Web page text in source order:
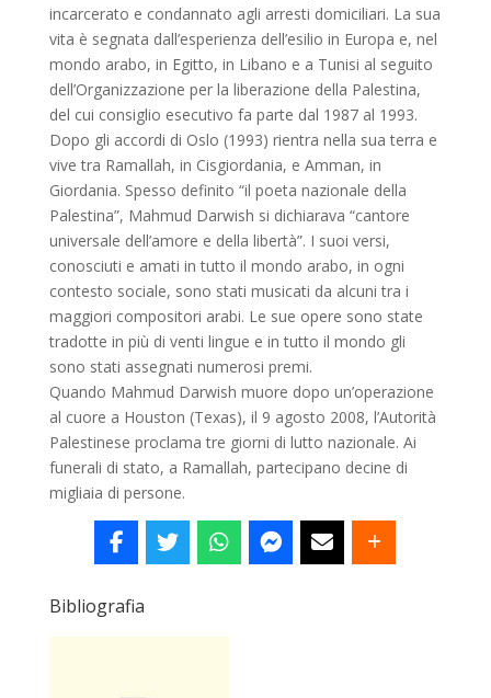
incarcerato e condannato agli arresti domiciliari. La sua
vita è segnata dall’esperienza dell’esilio in Europa e, nel
mondo arabo, in Egitto, in Libano e a Tunisi al seguito
dell’Organizzazione per la liberazione della Palestina,
del cui consiglio esecutivo fa parte dal 1987 al 1993.
Dopo gli accordi di Oslo (1993) rientra nella sua terra e
vive tra Ramallah, in Cisgiordania, e Amman, in
Giordania. Spesso definito “il poeta nazionale della
Palestina”, Mahmud Darwish si dichiarava “cantore
universale dell’amore e della libertà”. I suoi versi,
conosciuti e amati in tutto il mondo arabo, in ogni
contesto sociale, sono stati musicati da alcuni tra i
maggiori compositori arabi. Le sue opere sono state
tradotte in più di venti lingue e in tutto il mondo gli
sono stati assegnati numerosi premi.
Quando Mahmud Darwish muore dopo un’operazione
al cuore a Houston (Texas), il 9 agosto 2008, l’Autorità
Palestinese proclama tre giorni di lutto nazionale. Ai
funerali di stato, a Ramallah, partecipano decine di
migliaia di persone.
Bibliografia